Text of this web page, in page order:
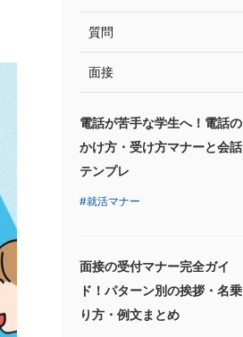
質問
面接
電話が苦手な学生へ！電話の
かけ方・受け方マナーと会話
テンプレ
就活マナー
面接の受付マナー完全ガイ
ド！パターン別の挨拶・名乗
り方・例文まとめ